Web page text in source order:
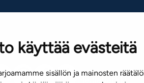
käyttää evästeitä
sisällön ja mainosten
Mediapankki